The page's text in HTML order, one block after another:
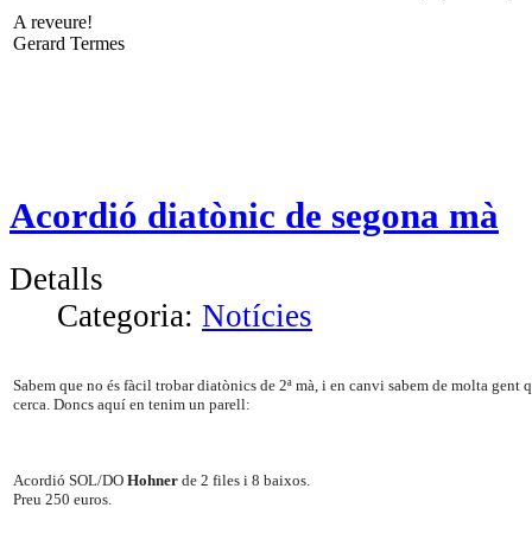
A reveure!
Gerard Termes
Acordió diatònic de segona mà
Detalls
Categoria: Notícies
Sabem que no és fàcil trobar diatònics de 2ª mà, i en canvi sabem de molta gent
cerca. Doncs aquí en tenim un parell:
Acordió SOL/DO Hohner de 2 files i 8 baixos.
Preu 250 euros.